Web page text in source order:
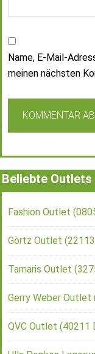
Name, E-Mail-
meinen nächsten
Beliebte Outlets
Fashion Outlet
Görtz Outlet
Tamaris Outlet
Gerry Weber Outlet
QVC Outlet (40211